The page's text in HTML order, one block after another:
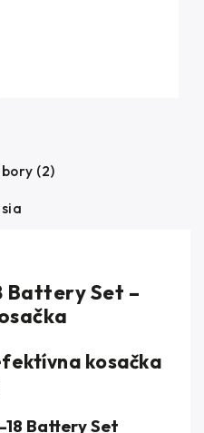
(2)
Battery Set –
kosačka
Battery Set